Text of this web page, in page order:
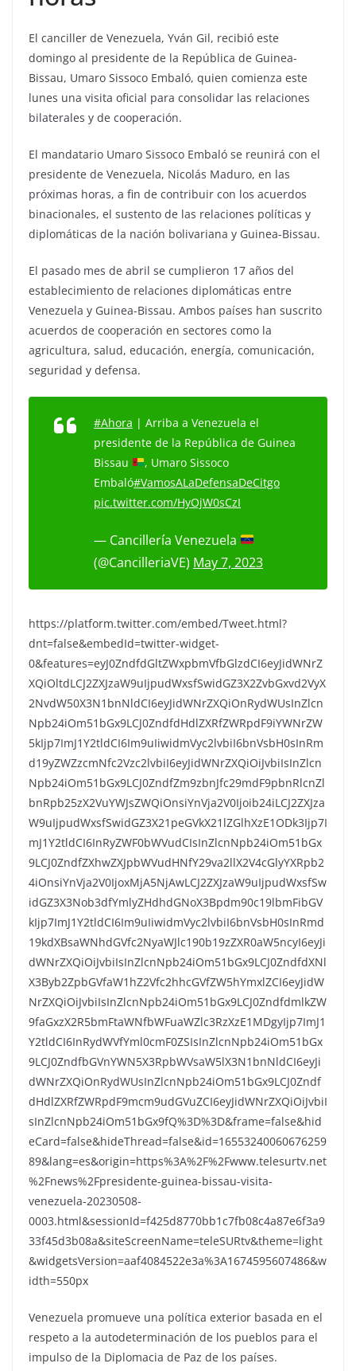
El canciller de Venezuela, Yván Gil, recibió este
domingo al presidente de la República de Guinea-
Bissau, Umaro Sissoco Embaló, quien comienza este
lunes una visita oficial para consolidar las relaciones
bilaterales y de cooperación.
El mandatario Umaro Sissoco Embaló se reunirá con el
presidente de Venezuela, Nicolás Maduro, en las
próximas horas, a fin de contribuir con los acuerdos
binacionales, el sustento de las relaciones políticas y
diplomáticas de la nación bolivariana y Guinea-Bissau.
El pasado mes de abril se cumplieron 17 años del
establecimiento de relaciones diplomáticas entre
Venezuela y Guinea-Bissau. Ambos países han suscrito
acuerdos de cooperación en sectores como la
agricultura, salud, educación, energía, comunicación,
seguridad y defensa.
#Ahora | Arriba a Venezuela el
presidente de la República de Guinea
Bissau
, Umaro Sissoco
Embaló#VamosALaDefensaDeCitgo
pic.twitter.com/HyOjW0sCzI
— Cancillería Venezuela
(@CancilleriaVE) May 7, 2023
https://platform.twitter.com/embed/Tweet.html?
dnt=false&embedId=twitter-widget-
0&features=eyJ0ZndfdGltZWxpbmVfbGlzdCI6eyJidWNrZ
XQiOltdLCJ2ZXJzaW9uIjpudWxsfSwidGZ3X2ZvbGxvd2VyX
2NvdW50X3N1bnNldCI6eyJidWNrZXQiOnRydWUsInZlcn
Npb24iOm51bGx9LCJ0ZndfdHdlZXRfZWRpdF9iYWNrZW
5kIjp7ImJ1Y2tldCI6Im9uIiwidmVyc2lvbiI6bnVsbH0sInRm
d19yZWZzcmNfc2Vzc2lvbiI6eyJidWNrZXQiOiJvbiIsInZlcn
Npb24iOm51bGx9LCJ0ZndfZm9zbnJfc29mdF9pbnRlcnZl
bnRpb25zX2VuYWJsZWQiOnsiYnVja2V0Ijoib24iLCJ2ZXJza
W9uIjpudWxsfSwidGZ3X21peGVkX21lZGlhXzE1ODk3Ijp7I
mJ1Y2tldCI6InRyZWF0bWVudCIsInZlcnNpb24iOm51bGx
9LCJ0ZndfZXhwZXJpbWVudHNfY29va2llX2V4cGlyYXRpb2
4iOnsiYnVja2V0IjoxMjA5NjAwLCJ2ZXJzaW9uIjpudWxsfSw
idGZ3X3Nob3dfYmlyZHdhdGNoX3Bpdm90c19lbmFibGV
kIjp7ImJ1Y2tldCI6Im9uIiwidmVyc2lvbiI6bnVsbH0sInRmd
19kdXBsaWNhdGVfc2NyaWJlc190b19zZXR0aW5ncyI6eyJi
dWNrZXQiOiJvbiIsInZlcnNpb24iOm51bGx9LCJ0ZndfdXNl
X3Byb2ZpbGVfaW1hZ2Vfc2hhcGVfZW5hYmxlZCI6eyJidW
NrZXQiOiJvbiIsInZlcnNpb24iOm51bGx9LCJ0ZndfdmlkZW
9faGxzX2R5bmFtaWNfbWFuaWZlc3RzXzE1MDgyIjp7ImJ1
Y2tldCI6InRydWVfYml0cmF0ZSIsInZlcnNpb24iOm51bGx
9LCJ0ZndfbGVnYWN5X3RpbWVsaW5lX3N1bnNldCI6eyJi
dWNrZXQiOnRydWUsInZlcnNpb24iOm51bGx9LCJ0Zndf
dHdlZXRfZWRpdF9mcm9udGVuZCI6eyJidWNrZXQiOiJvbiI
sInZlcnNpb24iOm51bGx9fQ%3D%3D&frame=false&hid
eCard=false&hideThread=false&id=16553240060676259
89&lang=es&origin=https%3A%2F%2Fwww.telesurtv.net
%2Fnews%2Fpresidente-guinea-bissau-visita-
venezuela-20230508-
0003.html&sessionId=f425d8770bb1c7fb08c4a87e6f3a9
33f45d3b08a&siteScreenName=teleSURtv&theme=light
&widgetsVersion=aaf4084522e3a%3A1674595607486&w
idth=550px
Venezuela promueve una política exterior basada en el
respeto a la autodeterminación de los pueblos para el
impulso de la Diplomacia de Paz de los países.